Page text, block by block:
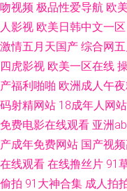
播网 青草视频免费二十页 91
费大全 美女跟男生色色91
人人妻人人爱 日本成人内射
韩 91夜夜撸福利视频 久热
站 欧日韩成人在线视频 91
吻视频 极品性爱导航 欧
人影视 欧美日韩中文一区
激情五月天国产 综合网
四虎影视 欧美一区在线
产福利啪啪 欧洲成人午
码射精网站 18成年人网站
免费电影在线观看 亚洲ab
产成年免费网站 国产视
在线观看 在线撸丝片 91
偷拍 91大神合集 成人拍